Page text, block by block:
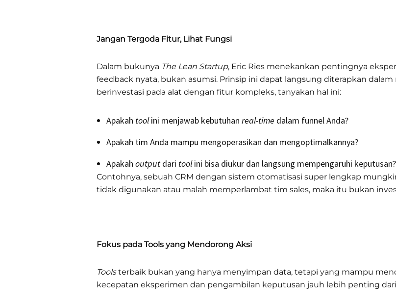
Jangan Tergoda Fitur, Lihat Fungsi
Dalam bukunya The Lean Startup, Eric Ries menekankan pentingnya
feedback nyata, bukan asumsi. Prinsip ini dapat langsung diterapkan
berinvestasi pada alat dengan fitur kompleks, tanyakan hal ini:
Apakah toolini menjawab kebutuhan real-time dalam funnel Anda?
Apakah tim Anda mampu mengoperasikan dan mengoptimalkannya?
Apakah output dari toolini bisa diukur dan langsung mempengaruhi keputusan?
Contohnya, sebuah CRM dengan sistem otomatisasi super lengkap
tidak digunakan atau malah memperlambat tim sales, maka itu bukan
Fokus pada Tools yang Mendorong Aksi
Toolsterbaik bukan yang hanya menyimpan data, tetapi yang mampu
kecepatan eksperimen dan pengambilan keputusan jauh lebih penting